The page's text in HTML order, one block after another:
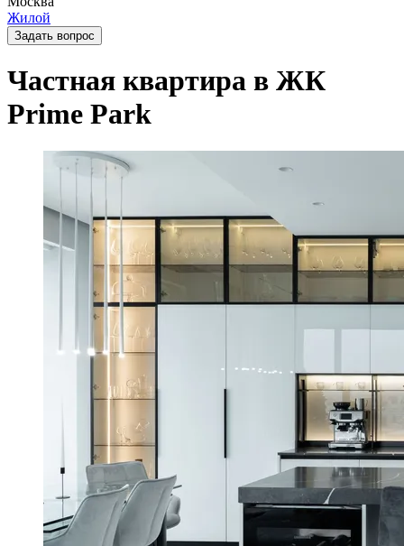
Жилой
Задать вопрос
Частная квартира в ЖК
Prime Park